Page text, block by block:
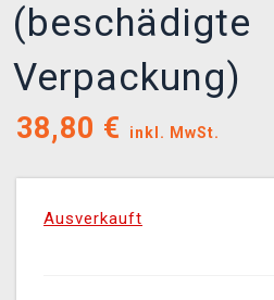
(beschädigte
Verpackung)
38,80 € inkl. MwSt.
Ausverkauft